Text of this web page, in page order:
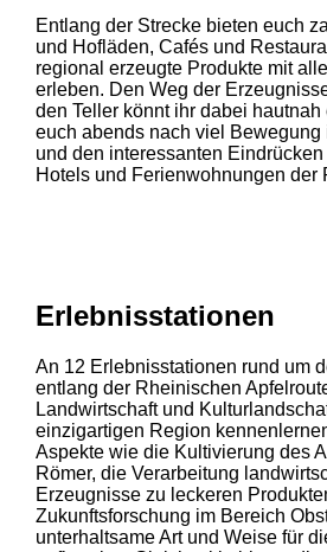
Entlang der Strecke bieten euch
und Hofläden, Cafés und
regional erzeugte Produkte mit
erleben. Den Weg der
den Teller könnt ihr dabei
euch abends nach viel Bewegung
und den interessanten
Hotels und Ferienwohnungen der
Erlebnisstationen
An 12 Erlebnisstationen rund um
entlang der Rheinischen
Landwirtschaft und
einzigartigen Region
Aspekte wie die Kultivierung des
Römer, die Verarbeitung
Erzeugnisse zu leckeren
Zukunftsforschung im Bereich
unterhaltsame Art und Weise für